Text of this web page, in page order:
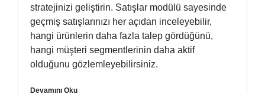
stratejinizi geliştirin. Satışlar modülü sayesinde
geçmiş satışlarınızı her açıdan inceleyebilir,
hangi ürünlerin daha fazla talep gördüğünü,
hangi müşteri segmentlerinin daha aktif
olduğunu gözlemleyebilirsiniz.
Devamını Oku